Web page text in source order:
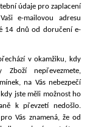
údaje pro zaplacení
e-mailovou adresu
14 dnů od doručení e-
v okamžiku, kdy
nepřevezmete,
na Vás nebezpečí
jste měli možnost ho
k převzetí nedošlo.
Vás znamená, že od